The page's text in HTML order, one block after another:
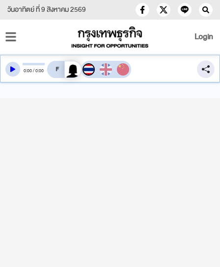
วันอาทิตย์ ที่ 9 สิงหาคม 2569
Login
0:00/0:00 สลับเสียงอ่าน